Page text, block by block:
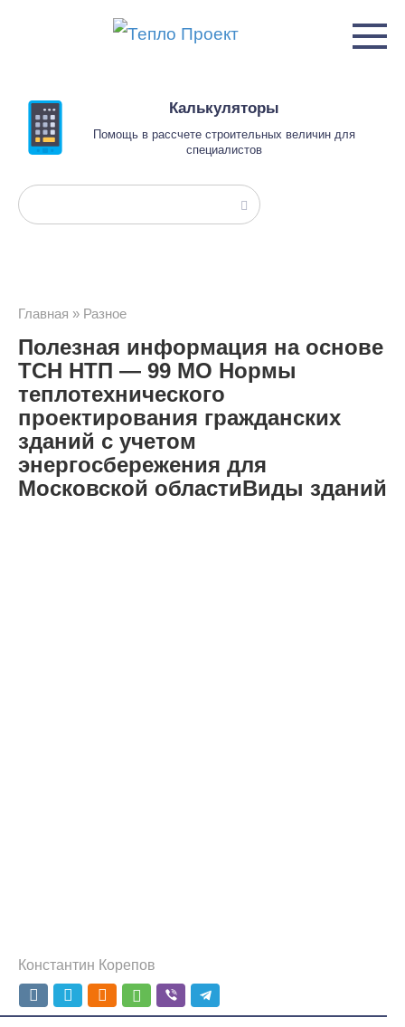
Калькуляторы
Помощь в рассчете строительных величин для
специалистов
Поиск:
Главная » Разное
Полезная информация на основе
ТСН НТП — 99 МО Нормы
теплотехнического
проектирования гражданских
зданий с учетом
энергосбережения для
Московской областиВиды зданий
Константин Корепов